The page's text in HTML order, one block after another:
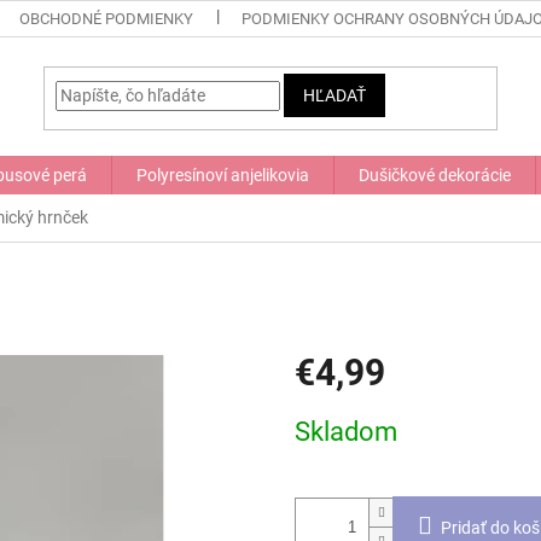
OBCHODNÉ PODMIENKY PODMIENKY OCHRANY OSOBNÝCH
HĽADAŤ
perá Polyresínoví anjelikovia Dušičkové dekorácie
hrnček
€4,99
cena:
Skladom
Pridať do